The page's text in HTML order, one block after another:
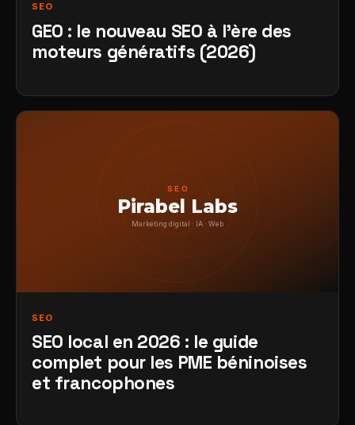
SEO
GEO : le nouveau SEO à l'ère des
moteurs génératifs (2026)
SEO
Pirabel Labs
Marketing digital · IA · Web
SEO
SEO local en 2026 : le guide
complet pour les PME béninoises
et francophones